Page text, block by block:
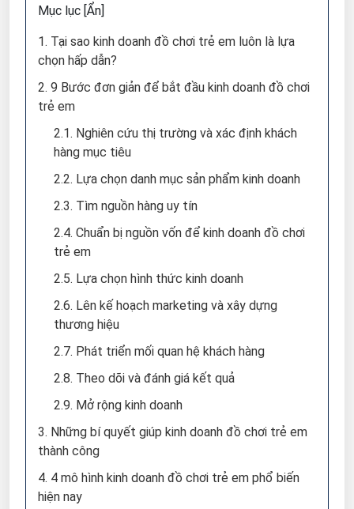
Mục lục [Ẩn]
1. Tại sao kinh doanh đồ chơi trẻ em luôn là lựa
chọn hấp dẫn?
2. 9 Bước đơn giản để bắt đầu kinh doanh đồ chơi
trẻ em
2.1. Nghiên cứu thị trường và xác định khách
hàng mục tiêu
2.2. Lựa chọn danh mục sản phẩm kinh doanh
2.3. Tìm nguồn hàng uy tín
2.4. Chuẩn bị nguồn vốn để kinh doanh đồ chơi
trẻ em
2.5. Lựa chọn hình thức kinh doanh
2.6. Lên kế hoạch marketing và xây dựng
thương hiệu
2.7. Phát triển mối quan hệ khách hàng
2.8. Theo dõi và đánh giá kết quả
2.9. Mở rộng kinh doanh
3. Những bí quyết giúp kinh doanh đồ chơi trẻ em
thành công
4. 4 mô hình kinh doanh đồ chơi trẻ em phổ biến
hiện nay